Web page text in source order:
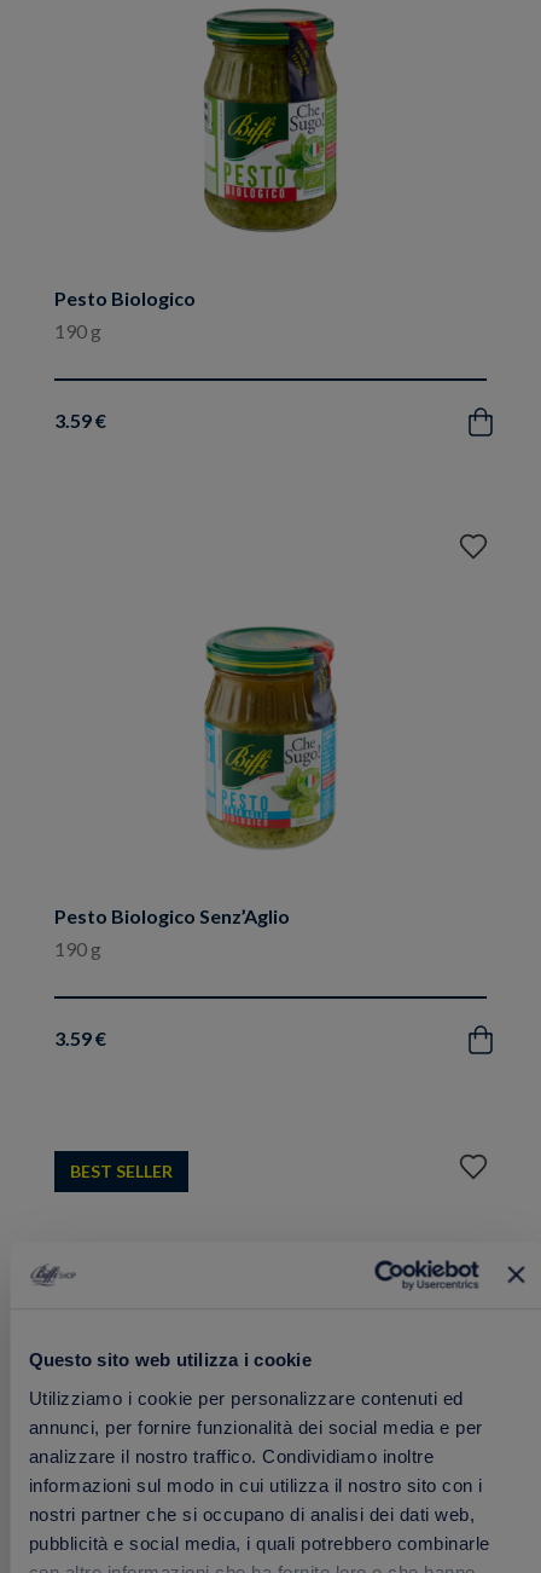
Questo sito web utilizza i cookie
Utilizziamo i cookie per personalizzare contenuti ed
annunci, per fornire funzionalità dei social media e per
analizzare il nostro traffico. Condividiamo inoltre
informazioni sul modo in cui utilizza il nostro sito con i
nostri partner che si occupano di analisi dei dati web,
pubblicità e social media, i quali potrebbero combinarle
Pesto Biologico
190 g
3.59 € Acquista
Pesto Biologico Senz’Aglio
190 g
3.59 € Acquista
Aggiungi
Maionese Biologica in Tubetto
143 g
BEST SELLER
Aggiungi